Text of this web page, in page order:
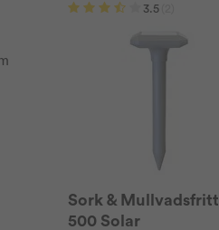
3.5
Sork & Mullvadsfritt
500 Solar